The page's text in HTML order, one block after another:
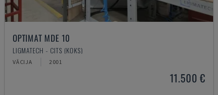
OPTIMAT MDE 10
LIGMATECH - CITS (KOKS)
VĀCIJA 2001
11.500 €